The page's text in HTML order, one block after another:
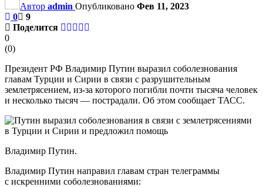
Автор admin Опубликовано Фев 11, 2023
0
9
Поделится
0
(0)
Президент РФ Владимир Путин выразил соболезнования
главам Турции и Сирии в связи с разрушительным
землетрясением, из-за которого погибли почти тысяча человек
и несколько тысяч — пострадали. Об этом сообщает ТАСС.
Владимир Путин.
Владимир Путин направил главам стран телеграммы
с искренними соболезнованиями: